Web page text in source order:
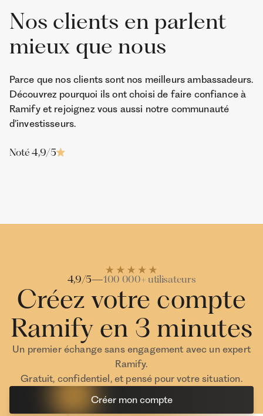
Nos clients en parlent
mieux que nous
Parce que nos clients sont nos meilleurs ambassadeurs.
Découvrez pourquoi ils ont choisi de faire confiance à
Ramify et rejoignez vous aussi notre communauté
d’investisseurs.
Noté 4,9/5
Jean-Edouard Franck
4,9/5—100 000+ utilisateurs
Créez votre compte
Ramify en 3 minutes
Un premier échange sans engagement avec un expert
Ramify.
Gratuit, confidentiel, et pensé pour votre situation.
Créer mon compte